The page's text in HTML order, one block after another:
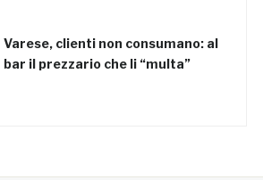
Varese, clienti non consumano: al
bar il prezzario che li “multa”